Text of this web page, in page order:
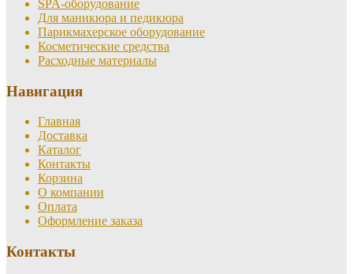
SPA-оборудование
Для маникюра и педикюра
Парикмахерское оборудование
Косметические средства
Расходные материалы
Навигация
Главная
Доставка
Каталог
Контакты
Корзина
О компании
Оплата
Оформление заказа
Контакты